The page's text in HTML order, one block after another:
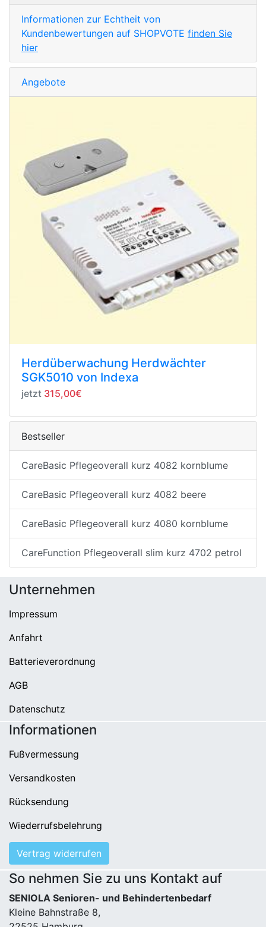
Informationen zur Echtheit von
Kundenbewertungen auf SHOPVOTE finden Sie
hier
Angebote
Herdüberwachung Herdwächter
SGK5010 von Indexa
jetzt 315,00€
Bestseller
CareBasic Pflegeoverall kurz 4082 kornblume
CareBasic Pflegeoverall kurz 4082 beere
CareBasic Pflegeoverall kurz 4080 kornblume
CareFunction Pflegeoverall slim kurz 4702 petrol
Unternehmen
Impressum
Anfahrt
Batterieverordnung
AGB
Datenschutz
Informationen
Fußvermessung
Versandkosten
Rücksendung
Wiederrufsbelehrung
Vertrag widerrufen
So nehmen Sie zu uns Kontakt auf
SENIOLA Senioren- und Behindertenbedarf
Kleine Bahnstraße 8,